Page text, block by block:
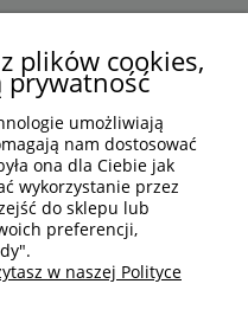
Sp. z o.o.
32-620 Brzeszcze
plików cookies,
prywatność
umożliwiają
nam dostosować
ona dla Ciebie jak
wykorzystanie przez
do sklepu lub
preferencji,
w naszej Polityce